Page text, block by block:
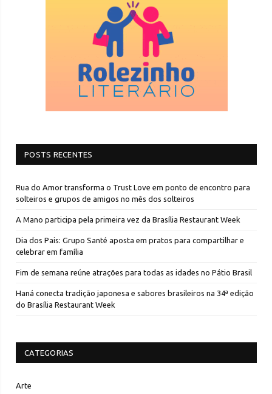
POSTS RECENTES
Rua do Amor transforma o Trust Love em ponto de encontro para
solteiros e grupos de amigos no mês dos solteiros
A Mano participa pela primeira vez da Brasília Restaurant Week
Dia dos Pais: Grupo Santé aposta em pratos para compartilhar e
celebrar em família
Fim de semana reúne atrações para todas as idades no Pátio Brasil
Haná conecta tradição japonesa e sabores brasileiros na 34ª edição
do Brasília Restaurant Week
CATEGORIAS
Arte